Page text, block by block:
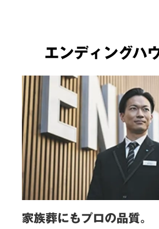
エンディングハ
家族葬にもプロの品質。